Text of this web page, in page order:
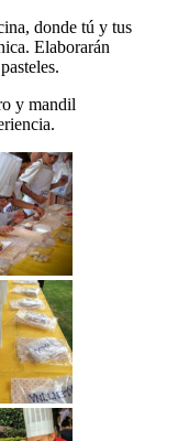
donde tú y tus
Elaborarán
y mandil